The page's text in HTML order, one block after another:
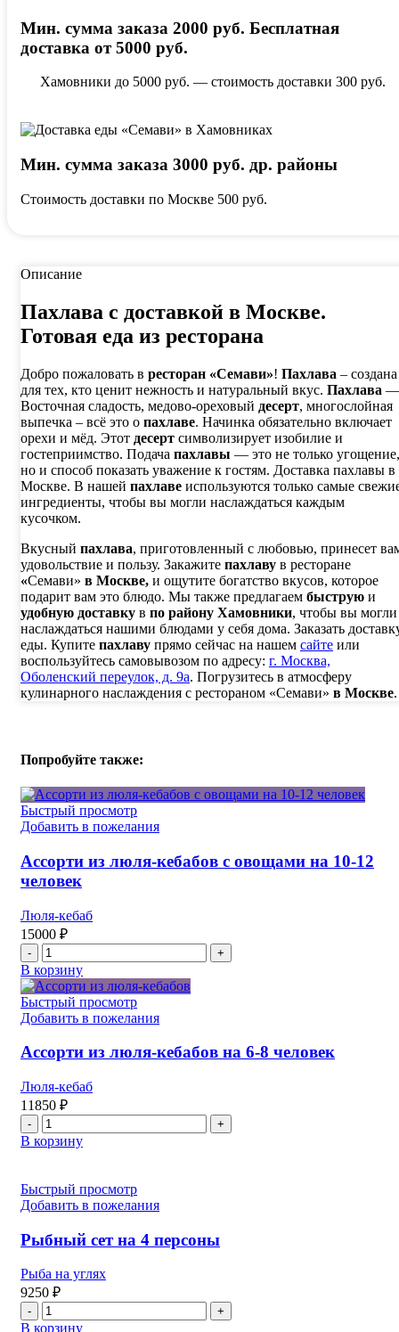
Мин. сумма заказа 2000 руб. Бесплатная
доставка от 5000 руб.
Хамовники до 5000 руб. — стоимость доставки 300 руб.
Мин. сумма заказа 3000 руб. др. районы
Стоимость доставки по Москве 500 руб.
Описание
Пахлава с доставкой в Москве.
Готовая еда из ресторана
Добро пожаловать в ресторан «Семави»! Пахлава – создана
для тех, кто ценит нежность и натуральный вкус. Пахлава —
Восточная сладость, медово-ореховый десерт, многослойная
выпечка – всё это о пахлаве. Начинка обязательно включает
орехи и мёд. Этот десерт символизирует изобилие и
гостеприимство. Подача пахлавы — это не только угощение,
но и способ показать уважение к гостям. Доставка пахлавы в
Москве. В нашей пахлаве используются только самые
ингредиенты, чтобы вы могли наслаждаться каждым
кусочком.
Вкусный пахлава, приготовленный с любовью, принесет
удовольствие и пользу. Закажите пахлаву в ресторане
«Семави» в Москве, и ощутите богатство вкусов, которое
подарит вам это блюдо. Мы также предлагаем быструю и
удобную доставку в по району Хамовники, чтобы вы могли
наслаждаться нашими блюдами у себя дома. Заказать
еды. Купите пахлаву прямо сейчас на нашем сайте или
воспользуйтесь самовывозом по адресу: г. Москва,
Оболенский переулок, д. 9а. Погрузитесь в атмосферу
кулинарного наслаждения с рестораном «Семави» в Москве.
Попробуйте также:
Быстрый просмотр
Добавить в пожелания
Ассорти из люля-кебабов с овощами на 10-12
человек
Люля-кебаб
15000 ₽
Количество
товара
Ассорти
из
люля-
с
овощами
10-
12
человек
В корзину
Быстрый просмотр
Добавить в пожелания
Ассорти из люля-кебабов на 6-8 человек
Люля-кебаб
11850 ₽
Количество
товара
Ассорти
люля-
кебабов
6-
8
человек
В корзину
Быстрый просмотр
Добавить в пожелания
Рыбный сет на 4 персоны
Рыба на углях
9250 ₽
Количество
товара
В корзину